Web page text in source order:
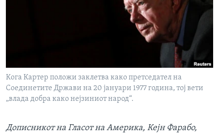
Кога Картер положи заклетва како претседател на
Соединетите Држави на 20 јануари 1977 година, тој вети
„влада добра како нејзиниот народ“.
Дописникот на Гласот на Америка, Кејн Фарабо,